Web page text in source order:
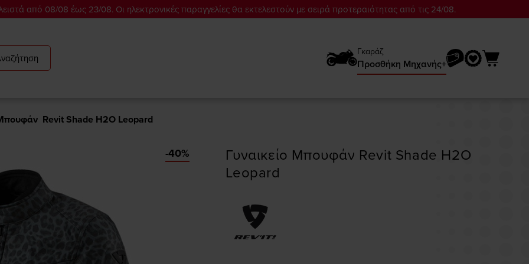
από 08/08 έως 23/08. Οι ηλεκτρονικές παραγγελίες θα εκτελεστούν με σειρά προτεραιότητας από τις 24/08.
Γκαράζ
Προσθήκη Mηχανής+
Revit Shade H2O Leopard
-40%
Γυναικείο Μπουφάν Revit Shade H2O
Leopard